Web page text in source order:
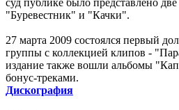
"Буревестник" и "Качки".
27 марта 2009 состоялся первый
группы с коллекцией клипов -
издание также вошли альбомы
бонус-треками.
Дискография